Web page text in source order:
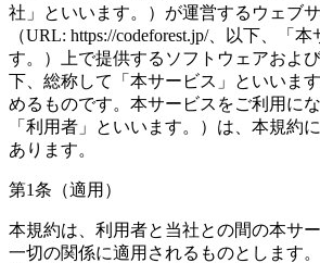
社」といいます。）が運営するウェブサ
（URL: https://codeforest.jp/、以下、「
す。）上で提供するソフトウェアおよ
下、総称して「本サービス」といいま
めるものです。本サービスをご利用に
「利用者」といいます。）は、本規約
あります。
第1条（適用）
本規約は、利用者と当社との間の本サ
一切の関係に適用されるものとします